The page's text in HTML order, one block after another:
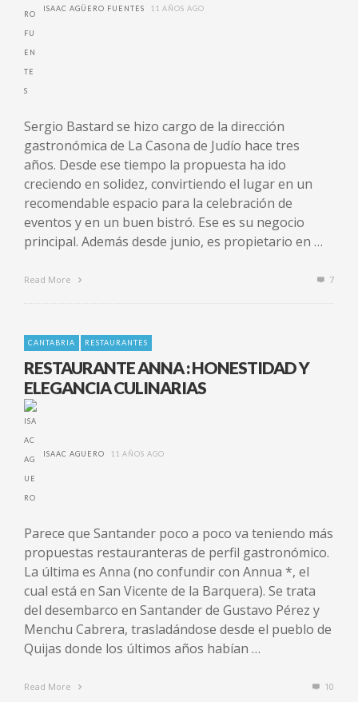
ISAAC AGÜERO FUENTES 11 AÑOS AGO
Sergio Bastard se hizo cargo de la dirección
gastronómica de La Casona de Judío hace tres
años. Desde ese tiempo la propuesta ha ido
creciendo en solidez, convirtiendo el lugar en un
recomendable espacio para la celebración de
eventos y en un buen bistró. Ese es su negocio
principal. Además desde junio, es propietario en …
Read More 7
CANTABRIA RESTAURANTES
RESTAURANTE ANNA : HONESTIDAD Y
ELEGANCIA CULINARIAS
ISAAC AGUERO 11 AÑOS AGO
Parece que Santander poco a poco va teniendo más
propuestas restauranteras de perfil gastronómico.
La última es Anna (no confundir con Annua *, el
cual está en San Vicente de la Barquera). Se trata
del desembarco en Santander de Gustavo Pérez y
Menchu Cabrera, trasladándose desde el pueblo de
Quijas donde los últimos años habían …
Read More 10